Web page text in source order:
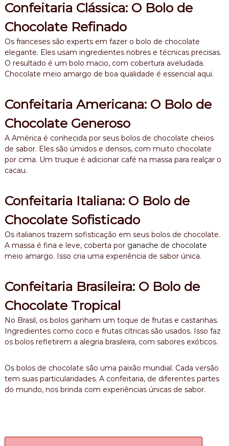
Confeitaria Clássica: O Bolo de
Chocolate Refinado
Os franceses são experts em fazer o bolo de chocolate
elegante. Eles usam ingredientes nobres e técnicas precisas.
O resultado é um bolo macio, com cobertura aveludada.
Chocolate meio amargo de boa qualidade é essencial aqui.
Confeitaria Americana: O Bolo de
Chocolate Generoso
A América é conhecida por seus bolos de chocolate cheios
de sabor. Eles são úmidos e densos, com muito chocolate
por cima. Um truque é adicionar café na massa para realçar o
cacau.
Confeitaria Italiana: O Bolo de
Chocolate Sofisticado
Os italianos trazem sofisticação em seus bolos de chocolate.
A massa é fina e leve, coberta por ganache de chocolate
meio amargo. Isso cria uma experiência de sabor única.
Confeitaria Brasileira: O Bolo de
Chocolate Tropical
No Brasil, os bolos ganham um toque de frutas e castanhas.
Ingredientes como coco e frutas cítricas são usados. Isso faz
os bolos refletirem a alegria brasileira, com sabores exóticos.
Os bolos de chocolate são uma paixão mundial. Cada versão
tem suas particularidades. A confeitaria, de diferentes partes
do mundo, nos brinda com experiências únicas de sabor.